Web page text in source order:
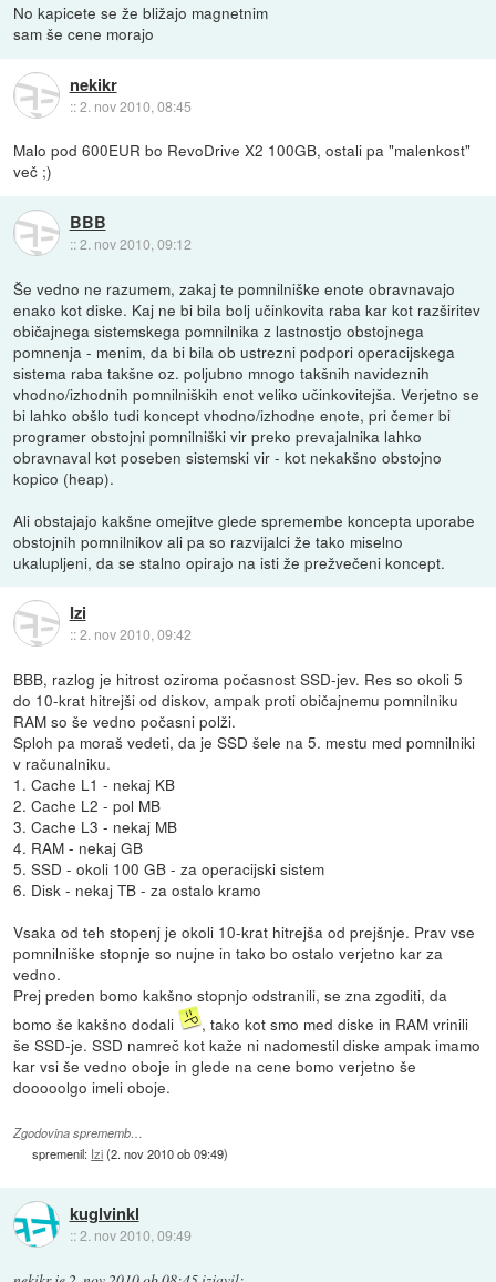
No kapicete se že bližajo magnetnim
sam še cene morajo
nekikr
::2. nov 2010, 08:45
Malo pod 600EUR bo RevoDrive X2 100GB, ostali pa "malenkost"
več ;)
BBB
::2. nov 2010, 09:12
Še vedno ne razumem, zakaj te pomnilniške enote obravnavajo
enako kot diske. Kaj ne bi bila bolj učinkovita raba kar kot razširitev
običajnega sistemskega pomnilnika z lastnostjo obstojnega
pomnenja - menim, da bi bila ob ustrezni podpori operacijskega
sistema raba takšne oz. poljubno mnogo takšnih navideznih
vhodno/izhodnih pomnilniških enot veliko učinkovitejša. Verjetno se
bi lahko obšlo tudi koncept vhodno/izhodne enote, pri čemer bi
programer obstojni pomnilniški vir preko prevajalnika lahko
obravnaval kot poseben sistemski vir - kot nekakšno obstojno
kopico (heap).
Ali obstajajo kakšne omejitve glede spremembe koncepta uporabe
obstojnih pomnilnikov ali pa so razvijalci že tako miselno
ukalupljeni, da se stalno opirajo na isti že prežvečeni koncept.
Izi
::2. nov 2010, 09:42
BBB, razlog je hitrost oziroma počasnost SSD-jev. Res so okoli 5
do 10-krat hitrejši od diskov, ampak proti običajnemu pomnilniku
RAM so še vedno počasni polži.
Sploh pa moraš vedeti, da je SSD šele na 5. mestu med pomnilniki
v računalniku.
1. Cache L1 - nekaj KB
2. Cache L2 - pol MB
3. Cache L3 - nekaj MB
4. RAM - nekaj GB
5. SSD - okoli 100 GB - za operacijski sistem
6. Disk - nekaj TB - za ostalo kramo
Vsaka od teh stopenj je okoli 10-krat hitrejša od prejšnje. Prav vse
pomnilniške stopnje so nujne in tako bo ostalo verjetno kar za
vedno.
Prej preden bomo kakšno stopnjo odstranili, se zna zgoditi, da
bomo še kakšno dodali
, tako kot smo med diske in RAM vrinili
še SSD-je. SSD namreč kot kaže ni nadomestil diske ampak imamo
kar vsi še vedno oboje in glede na cene bomo verjetno še
dooooolgo imeli oboje.
Zgodovina sprememb…
spremenil: Izi(2. nov 2010 ob 09:49)
kuglvinkl
::2. nov 2010, 09:49